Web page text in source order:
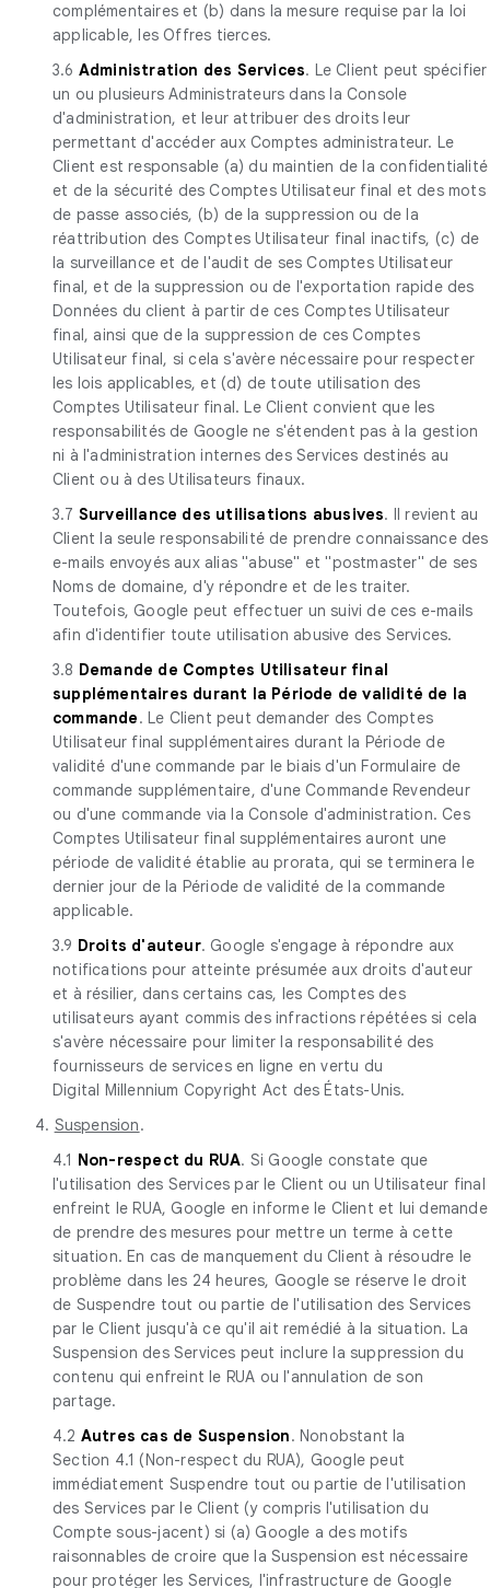
complémentaires et (b) dans la mesure requise par la loi
applicable, les Offres tierces.
3.6 Administration des Services. Le Client peut spécifier
un ou plusieurs Administrateurs dans la Console
d'administration, et leur attribuer des droits leur
permettant d'accéder aux Comptes administrateur. Le
Client est responsable (a) du maintien de la confidentialité
et de la sécurité des Comptes Utilisateur final et des mots
de passe associés, (b) de la suppression ou de la
réattribution des Comptes Utilisateur final inactifs, (c) de
la surveillance et de l'audit de ses Comptes Utilisateur
final, et de la suppression ou de l'exportation rapide des
Données du client à partir de ces Comptes Utilisateur
final, ainsi que de la suppression de ces Comptes
Utilisateur final, si cela s'avère nécessaire pour respecter
les lois applicables, et (d) de toute utilisation des
Comptes Utilisateur final. Le Client convient que les
responsabilités de Google ne s'étendent pas à la gestion
ni à l'administration internes des Services destinés au
Client ou à des Utilisateurs finaux.
3.7 Surveillance des utilisations abusives. Il revient au
Client la seule responsabilité de prendre connaissance des
e-mails envoyés aux alias "abuse" et "postmaster" de ses
Noms de domaine, d'y répondre et de les traiter.
Toutefois, Google peut effectuer un suivi de ces e-mails
afin d'identifier toute utilisation abusive des Services.
3.8 Demande de Comptes Utilisateur final
supplémentaires durant la Période de validité de la
commande. Le Client peut demander des Comptes
Utilisateur final supplémentaires durant la Période de
validité d'une commande par le biais d'un Formulaire de
commande supplémentaire, d'une Commande Revendeur
ou d'une commande via la Console d'administration. Ces
Comptes Utilisateur final supplémentaires auront une
période de validité établie au prorata, qui se terminera le
dernier jour de la Période de validité de la commande
applicable.
3.9 Droits d'auteur. Google s'engage à répondre aux
notifications pour atteinte présumée aux droits d'auteur
et à résilier, dans certains cas, les Comptes des
utilisateurs ayant commis des infractions répétées si cela
s'avère nécessaire pour limiter la responsabilité des
fournisseurs de services en ligne en vertu du
Digital Millennium Copyright Act des États-Unis.
4. Suspension.
4.1 Non-respect du RUA. Si Google constate que
l'utilisation des Services par le Client ou un Utilisateur final
enfreint le RUA, Google en informe le Client et lui demande
de prendre des mesures pour mettre un terme à cette
situation. En cas de manquement du Client à résoudre le
problème dans les 24 heures, Google se réserve le droit
de Suspendre tout ou partie de l'utilisation des Services
par le Client jusqu'à ce qu'il ait remédié à la situation. La
Suspension des Services peut inclure la suppression du
contenu qui enfreint le RUA ou l'annulation de son
partage.
4.2 Autres cas de Suspension. Nonobstant la
Section 4.1 (Non-respect du RUA), Google peut
immédiatement Suspendre tout ou partie de l'utilisation
des Services par le Client (y compris l'utilisation du
Compte sous-jacent) si (a) Google a des motifs
raisonnables de croire que la Suspension est nécessaire
pour protéger les Services, l'infrastructure de Google